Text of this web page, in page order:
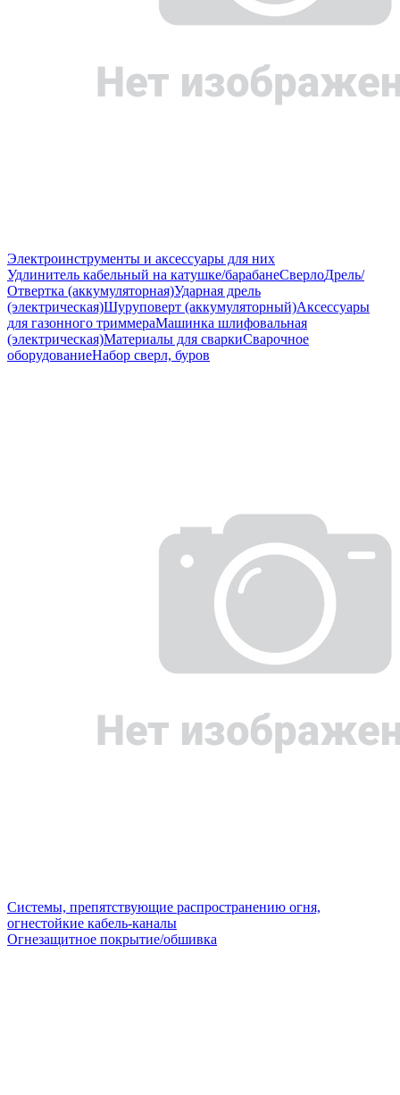
Электроинструменты и аксессуары для них
Удлинитель кабельный на катушке/барабанеСверлоДрель/
Отвертка (аккумуляторная)Ударная дрель
(электрическая)Шуруповерт (аккумуляторный)Аксессуары
для газонного триммераМашинка шлифовальная
(электрическая)Материалы для сваркиСварочное
оборудованиеНабор сверл, буров
Системы, препятствующие распространению огня,
огнестойкие кабель-каналы
Огнезащитное покрытие/обшивка